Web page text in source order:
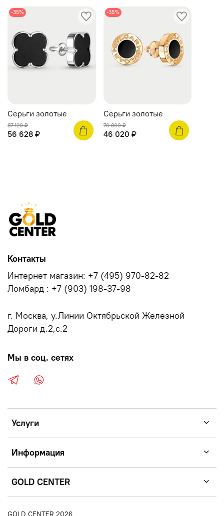
-35%
Серьги золотые
87 120 ₽
56 628 ₽
-35%
Серьги золотые
70 800 ₽
46 020 ₽
Услуги
Информация
GOLD CENTER
Контакты
Интернет магазин: +7 (495) 970-82-82
Ломбард : +7 (903) 198-37-98
г. Москва, у.Линии Октябрьской Железной
Дороги д.2,с.2
Мы в соц. сетях
GOLD CENTER 2026